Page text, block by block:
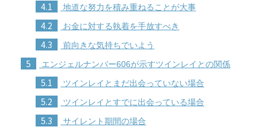
4.1 地道な努力を積み重ねることが大事
4.2 お金に対する執着を手放すべき
4.3 前向きな気持ちでいよう
5 エンジェルナンバー606が示すツインレイとの関係
5.1 ツインレイとまだ出会っていない場合
5.2 ツインレイとすでに出会っている場合
5.3 サイレント期間の場合